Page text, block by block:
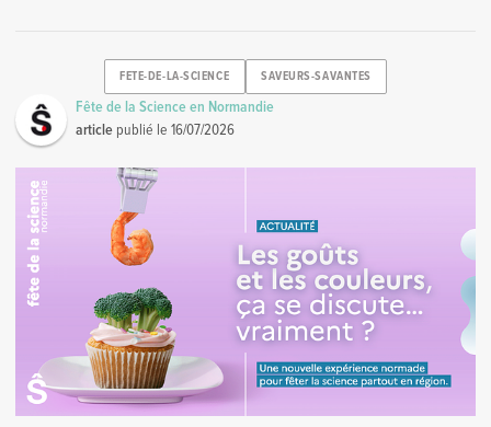
FETE-DE-LA-SCIENCE SAVEURS-SAVANTES
Fête de la Science en Normandie
article publié le16/07/2026